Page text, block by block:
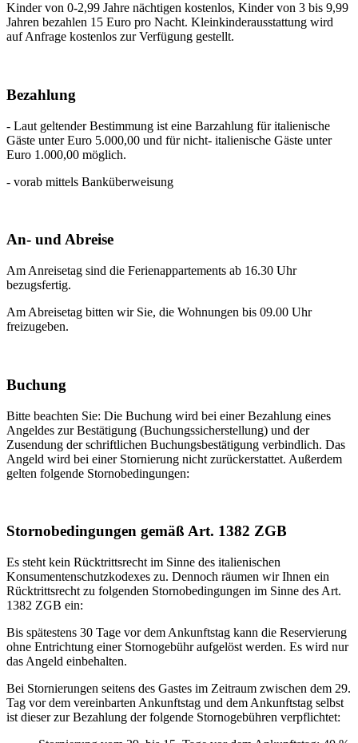
Kinder von 0-2,99 Jahre nächtigen kostenlos, Kinder von 3 bis 9,99
Jahren bezahlen 15 Euro pro Nacht. Kleinkinderausstattung wird
auf Anfrage kostenlos zur Verfügung gestellt.
Bezahlung
- Laut geltender Bestimmung ist eine Barzahlung für italienische
Gäste unter Euro 5.000,00 und für nicht- italienische Gäste unter
Euro 1.000,00 möglich.
- vorab mittels Banküberweisung
An- und Abreise
Am Anreisetag sind die Ferienappartements ab 16.30 Uhr
bezugsfertig.
Am Abreisetag bitten wir Sie, die Wohnungen bis 09.00 Uhr
freizugeben.
Buchung
Bitte beachten Sie: Die Buchung wird bei einer Bezahlung eines
Angeldes zur Bestätigung (Buchungssicherstellung) und der
Zusendung der schriftlichen Buchungsbestätigung verbindlich. Das
Angeld wird bei einer Stornierung nicht zurückerstattet. Außerdem
gelten folgende Stornobedingungen:
Stornobedingungen gemäß Art. 1382 ZGB
Es steht kein Rücktrittsrecht im Sinne des italienischen
Konsumentenschutzkodexes zu. Dennoch räumen wir Ihnen ein
Rücktrittsrecht zu folgenden Stornobedingungen im Sinne des Art.
1382 ZGB ein:
Bis spätestens 30 Tage vor dem Ankunftstag kann die Reservierung
ohne Entrichtung einer Stornogebühr aufgelöst werden. Es wird nur
das Angeld einbehalten.
Bei Stornierungen seitens des Gastes im Zeitraum zwischen dem 29.
Tag vor dem vereinbarten Ankunftstag und dem Ankunftstag selbst
ist dieser zur Bezahlung der folgende Stornogebühren verpflichtet: